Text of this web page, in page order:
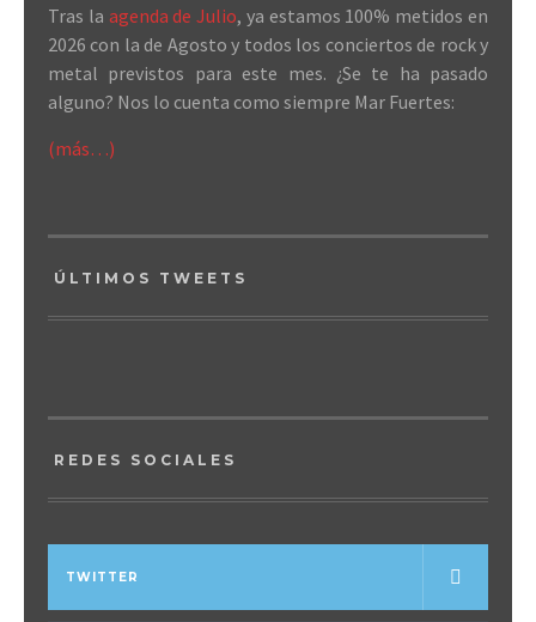
Tras la agenda de Julio, ya estamos 100% metidos en
2026 con la de Agosto y todos los conciertos de rock y
metal previstos para este mes. ¿Se te ha pasado
alguno? Nos lo cuenta como siempre Mar Fuertes:
(más…)
ÚLTIMOS TWEETS
REDES SOCIALES
TWITTER